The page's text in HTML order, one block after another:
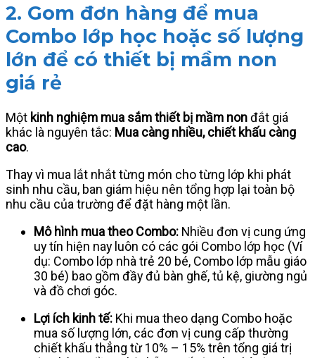
2. Gom đơn hàng để mua
Combo lớp học hoặc số lượng
lớn để có thiết bị mầm non
giá rẻ
Một kinh nghiệm mua sắm thiết bị mầm nonđắt giá
khác là nguyên tắc: Mua càng nhiều, chiết khấu càng
cao.
Thay vì mua lắt nhắt từng món cho từng lớp khi phát
sinh nhu cầu, ban giám hiệu nên tổng hợp lại toàn bộ
nhu cầu của trường để đặt hàng một lần.
Mô hình mua theo Combo: Nhiều đơn vị cung ứng
uy tín hiện nay luôn có các gói Combo lớp học (Ví
dụ: Combo lớp nhà trẻ 20 bé, Combo lớp mẫu giáo
30 bé) bao gồm đầy đủ bàn ghế, tủ kệ, giường ngủ
và đồ chơi góc.
Lợi ích kinh tế: Khi mua theo dạng Combo hoặc
mua số lượng lớn, các đơn vị cung cấp thường
chiết khấu thẳng từ 10% – 15% trên tổng giá trị